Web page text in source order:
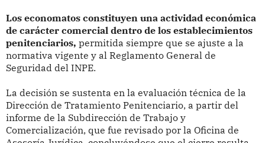
Los economatos constituyen una actividad económica
de carácter comercial dentro de los establecimientos
penitenciarios, permitida siempre que se ajuste a la
normativa vigente y al Reglamento General de
Seguridad del INPE.
La decisión se sustenta en la evaluación técnica de la
Dirección de Tratamiento Penitenciario, a partir del
informe de la Subdirección de Trabajo y
Comercialización, que fue revisado por la Oficina de